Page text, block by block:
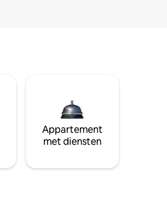
Appartement
met diensten